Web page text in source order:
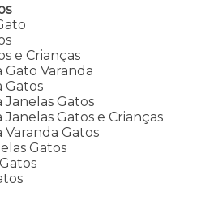
e Crianças
Varanda
Gatos
Gatos
Gatos e Crianças
Gatos
Gatos